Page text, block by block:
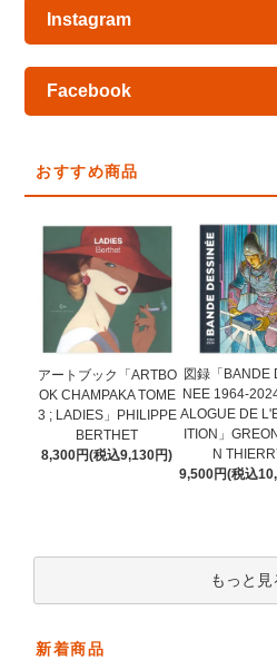
Instagram
Facebook
おすすめ商品
アートブック「ARTBO
OK CHAMPAKA TOME
3 ; LADIES」PHILIPPE
BERTHET
8,300円(税込9,130円)
図録「BANDE
NEE 1964-
ALOGUE DE
ITION」
N
9,500円(税込
もっと見
新着商品